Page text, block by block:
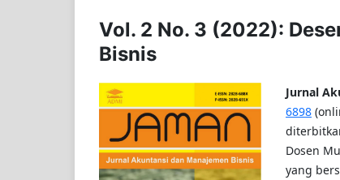
Vol. 2 No. 3 (2022):
Bisnis
Jurnal
6898
Dosen
yang